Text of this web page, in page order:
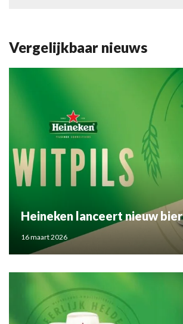
Vergelijkbaar nieuws
Heineken lanceert nieuw bier
16 maart 2026